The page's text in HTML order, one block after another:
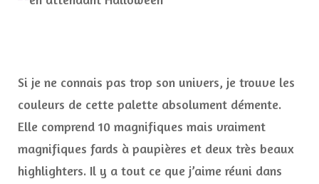
Si je ne connais pas trop son univers, je trouve les
couleurs de cette palette absolument démente.
Elle comprend 10 magnifiques mais vraiment
magnifiques fards à paupières et deux très beaux
highlighters. Il y a tout ce que j’aime réuni dans